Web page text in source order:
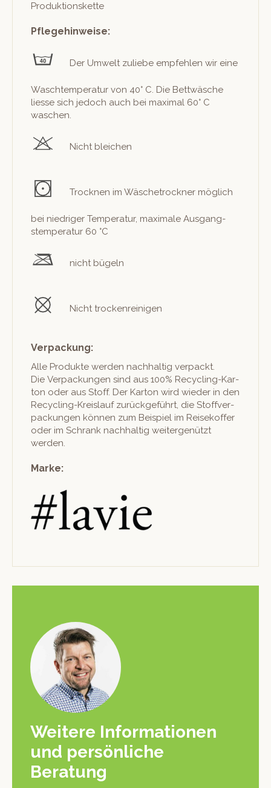
Produktionskette
Pflegehinweise:
Der Umwelt zuliebe empfehlen wir eine
Waschtem­per­atur von 40° C. Die Bet­twäsche
liesse sich jedoch auch bei max­i­mal 60° C
waschen.
Nicht bleichen
Trock­nen im Wäschetrock­n­er möglich
bei niedriger Tem­per­atur, max­i­male Aus­gang­
stem­per­atur 60 °C
nicht bügeln
Nicht trockenreinigen
Verpackung:
Alle Pro­duk­te wer­den nach­haltig ver­packt.
Die Ver­pack­un­gen sind aus 100% Recy­cling-Kar­
ton oder aus Stoff. Der Kar­ton wird wieder in den
Recy­cling-Kreis­lauf zurück­ge­führt, die Stof­fver­
pack­un­gen kön­nen zum Beispiel im Reisekof­fer
oder im Schrank nach­haltig weit­er­genützt
werden.
Marke:
Weitere Informationen
und persönliche
Beratung